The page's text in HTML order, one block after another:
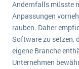
Andernfalls müsste
Anpassungen
rauben. Daher
Software zu setzen,
eigene Branche
Unternehmen